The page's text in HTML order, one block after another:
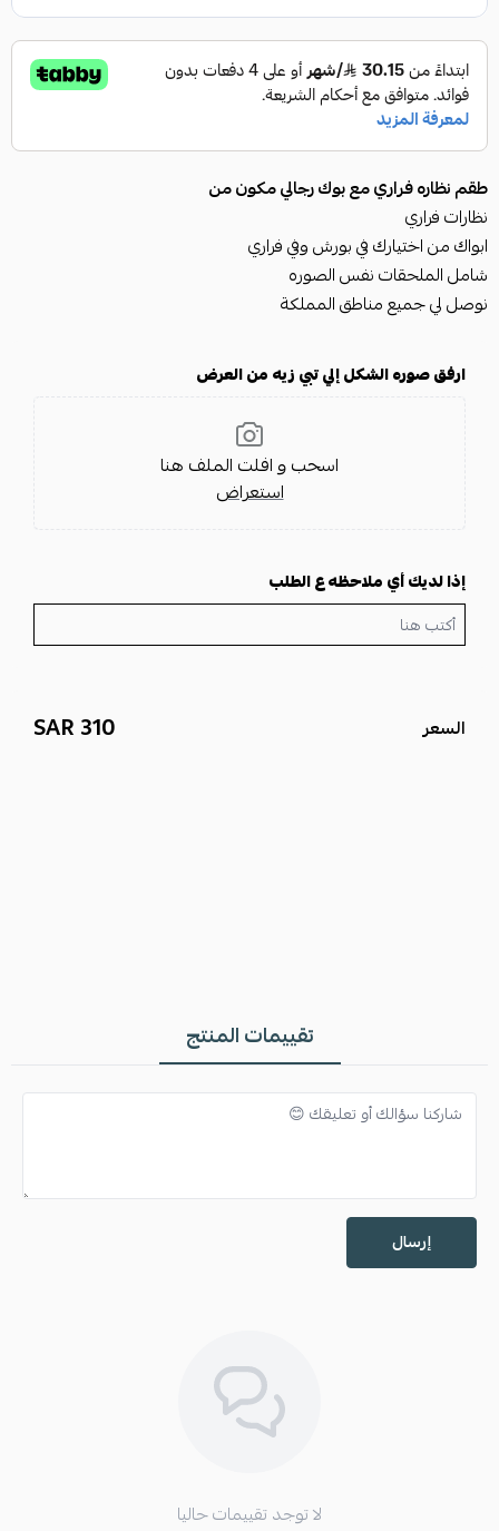
طقم نظاره فراري مع بوك رجالي مكون من
نظارات فراري
ابواك من اختيارك في بورش وفي فراري
شامل الملحقات نفس الصوره
نوصل لي جميع مناطق المملكة
ارفق صوره الشكل إلي تبي زيه من العرض
اسحب و افلت الملف هنا
استعراض
إذا لديك أي ملاحظه ع الطلب
السعر 310 SAR
تقييمات المنتج
إرسال
لا توجد تقييمات حاليا